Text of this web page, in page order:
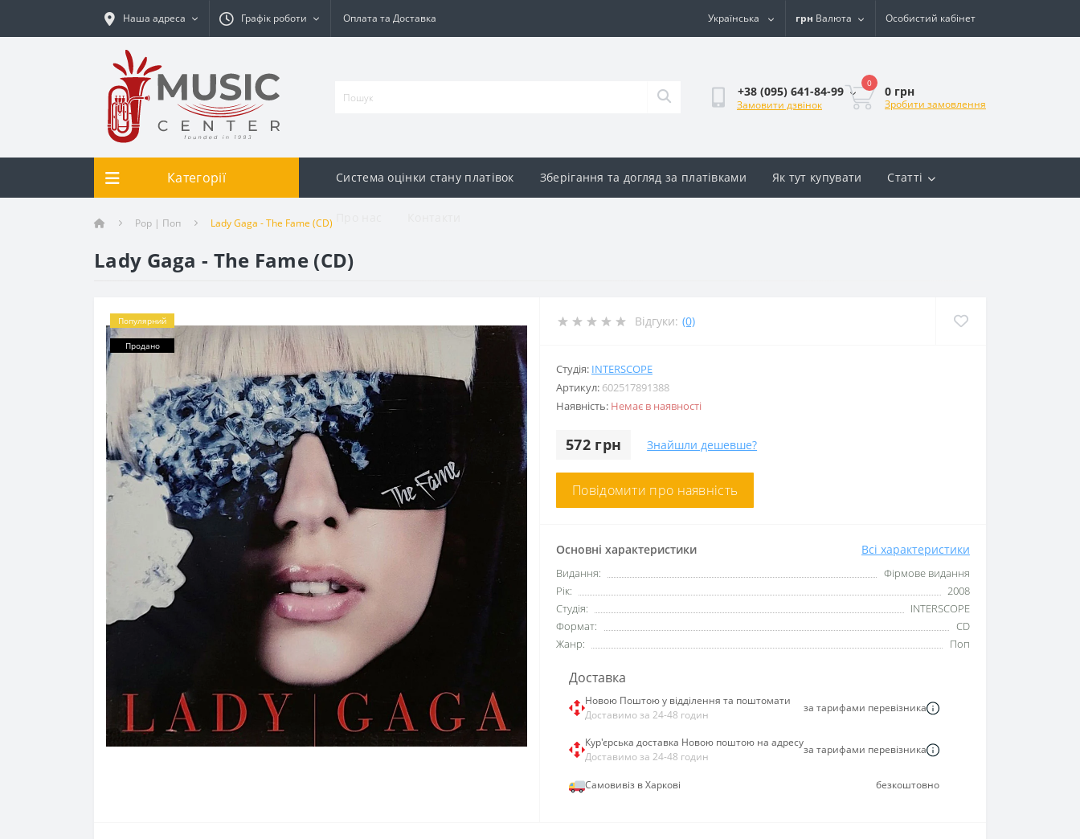
Наша адреса Графік роботи Оплата та Доставка Українська грн Валюта Особистий кабінет
+38 (095) 641-84-99
Замовити дзвінок
0
0 грн
Зробити замовлення
Категорії Система оцінки стану платівок Зберігання та догляд за платівками Як тут купувати Статті
Pop | Поп Lady Gaga - The Fame (CD)
Lady Gaga - The Fame (CD)
Популярний
Продано
Відгуки: (0)
Студія: INTERSCOPE
Артикул: 602517891388
Наявність: Немає в наявності
572 грн Знайшли дешевше?
Повідомити про наявність
Основні характеристики Всі характеристики
Видання:
Фірмове видання
Рік:
2008
Студія:
INTERSCOPE
Формат:
CD
Жанр:
Поп
Доставка
Новою Поштою у відділення та поштомати
Доставимо за 24-48 годин
за тарифами перевізника
Кур'єрська доставка Новою поштою на адресу
Доставимо за 24-48 годин
за тарифами перевізника
Самовивіз в Харкові безкоштовно